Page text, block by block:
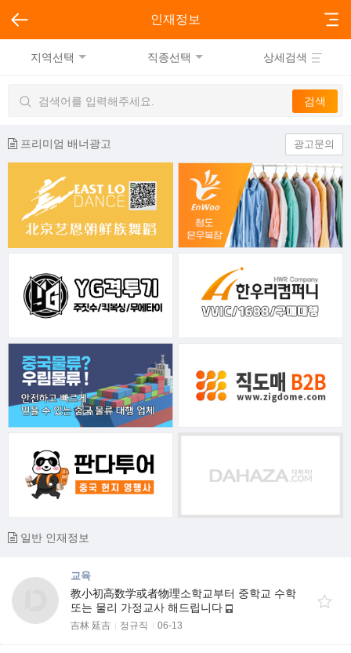
인재정보
지역선택 직종선택 상세검색
프리미엄 배너광고 광고문의
일반 인재정보
교육
教小初高数学或者物理소학교부터 중학교 수학
또는 물리 가정교사 해드립니다
吉林 延吉 정규직 06-13